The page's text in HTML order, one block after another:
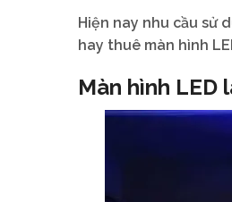
Hiện nay nhu cầu sử
hay thuê màn hình
Màn hình LED